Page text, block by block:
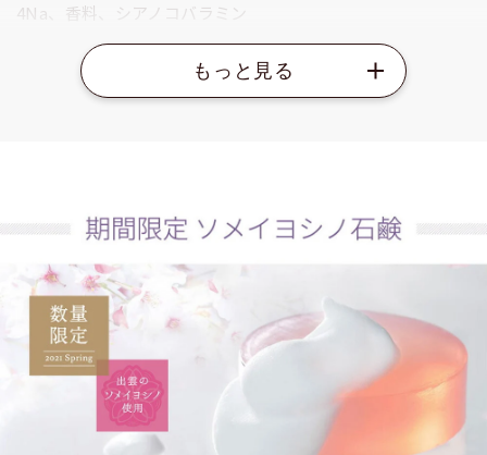
4Na、香料、シアノコバラミン
ご使用方法
使用上の注意
お肌に異常が生じていないか、よく注意してご使用くださ
傷やはれもの、湿しん等、異常のある部位にはお使いにな
らないでください。
ご使用中、赤み、はれ、かゆみ、刺激、色抜け（白斑等）
や黒ずみなどの異常が現れた場合、また使用したお肌に直射